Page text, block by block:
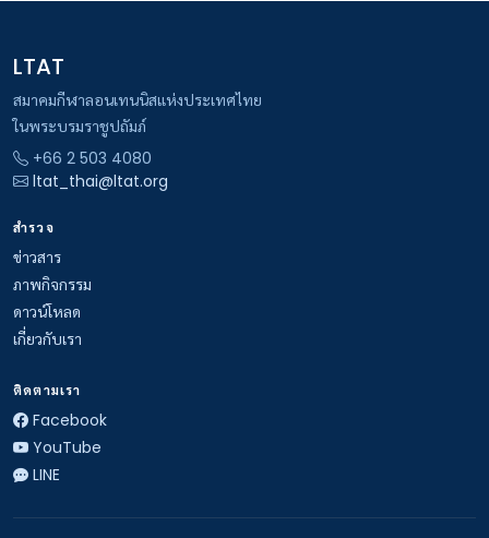
LTAT
สมาคมกีฬาลอนเทนนิสแห่งประเทศไทย
ในพระบรมราชูปถัมภ์
+66 2 503 4080
ltat_thai@ltat.org
สำรวจ
ข่าวสาร
ภาพกิจกรรม
ดาวน์โหลด
เกี่ยวกับเรา
ติดตามเรา
Facebook
YouTube
LINE